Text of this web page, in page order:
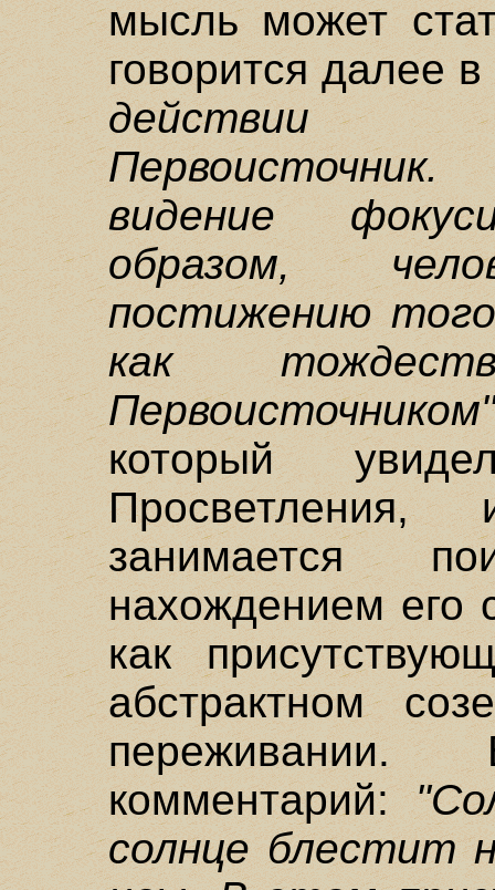
мысль может
говорится далее
действии
видение
образом,
постижению
как
Первоисточником"
который
занимается
нахождением его
как
абстрактном
комментарий:
солнце блестит